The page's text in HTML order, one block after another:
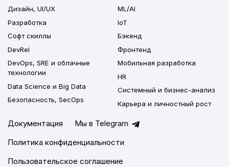
Дизайн, UI/UX
Разработка
Софт скиллы
DevRel
DevOps, SRE и облачные
технологии
Data Science и Big Data
Безопасность, SecOps
ML/AI
IoT
Бэкенд
Фронтенд
Мобильная разработка
HR
Системный и бизнес-анализ
Карьера и личностный рост
Документация
Мы в Telegram
Политика конфиденциальности
Пользовательское соглашение